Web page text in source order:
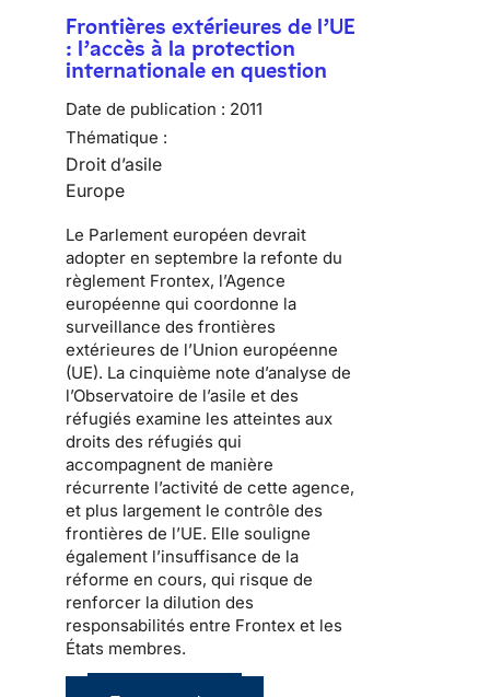
Frontières extérieures de l’UE
: l’accès à la protection
internationale en question
Date de publication : 2011
Thématique :
Droit d’asile
Europe
Le Parlement européen devrait
adopter en septembre la refonte du
règlement Frontex, l’Agence
européenne qui coordonne la
surveillance des frontières
extérieures de l’Union européenne
(UE). La cinquième note d’analyse de
l’Observatoire de l’asile et des
réfugiés examine les atteintes aux
droits des réfugiés qui
accompagnent de manière
récurrente l’activité de cette agence,
et plus largement le contrôle des
frontières de l’UE. Elle souligne
également l’insuffisance de la
réforme en cours, qui risque de
renforcer la dilution des
responsabilités entre Frontex et les
États membres.